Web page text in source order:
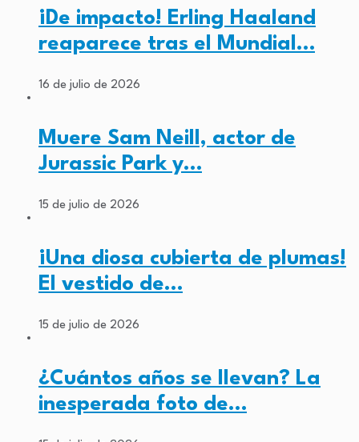
¡De impacto! Erling Haaland
reaparece tras el Mundial…
16 de julio de 2026
Muere Sam Neill, actor de
Jurassic Park y…
15 de julio de 2026
¡Una diosa cubierta de plumas!
El vestido de…
15 de julio de 2026
¿Cuántos años se llevan? La
inesperada foto de…